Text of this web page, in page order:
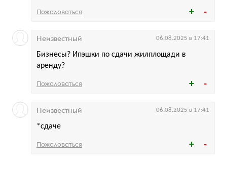
Пожаловаться
Бизнесы? Ипэшки по сдачи жилплощади в
аренду?
Неизвестный 06.08.2025 в 17:41
Пожаловаться
*сдаче
Неизвестный 06.08.2025 в 17:41
Пожаловаться